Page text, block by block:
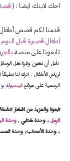
احك لابنك ايضا : (
قدمنا لكم قصص أطفال
اطفال قصيرة قبل
تابعونا على منصة
نأمل أن نكون وفرنا كل
لرياض الأطفال ، اترك لنا
الرسمية على موقعفيسبوكو
تابعونا والمزيد من افكار
الرمل، وحدة كتابي ,وحدة
، وحدة الأصحاب، وحدة